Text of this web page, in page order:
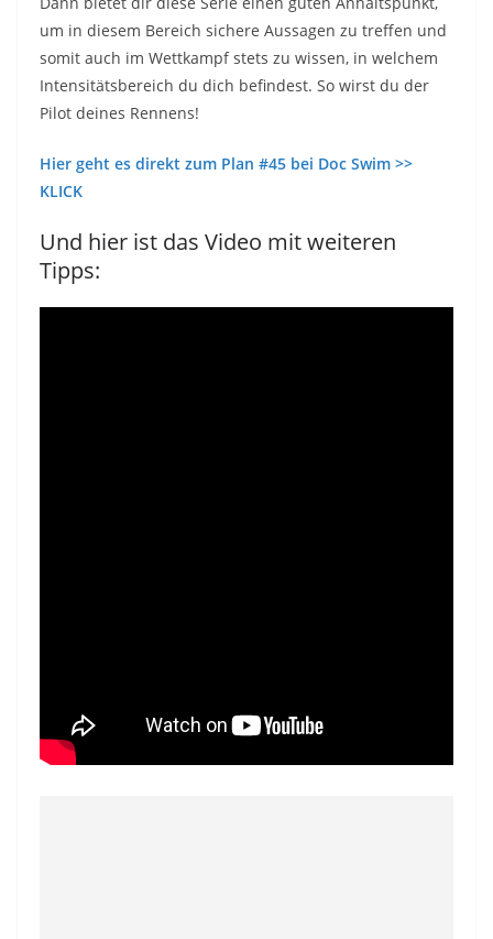
um in diesem Bereich sichere Aussagen zu treffen und
somit auch im Wettkampf stets zu wissen, in welchem
Intensitätsbereich du dich befindest. So wirst du der
Pilot deines Rennens!
Hier geht es direkt zum Plan #45 bei Doc Swim >>
KLICK
Und hier ist das Video mit weiteren
Tipps: